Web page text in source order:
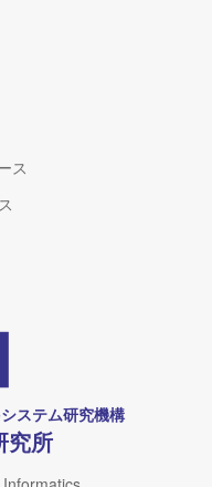
ス
ステム研究機構
究所